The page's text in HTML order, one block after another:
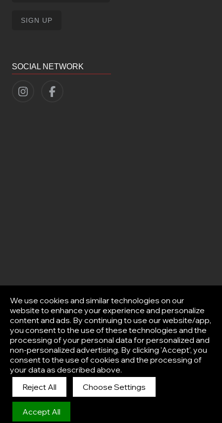
SOCIAL NETWORK
Afisha
We use cookies and similar technologies on our
website to enhance your experience and personalize
content and ads. By continuing to use our website/app,
you consent to the use of these technologies and the
processing of your personal data for personalized and
non-personalized advertising. By clicking 'Accept', you
consent to the use of cookies and the processing of
your data as described above.
Reject All
Choose Settings
Accept All